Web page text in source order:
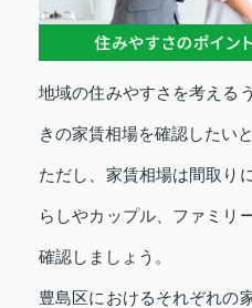
地域の住みやすさを考える
きの家賃相場を確認したい
ただし、家賃相場は間取り
らしやカップル、ファミリ
確認しましょう。
豊島区におけるそれぞれの